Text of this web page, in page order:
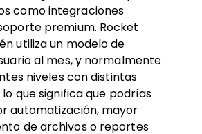
como integraciones
premium. Rocket
utiliza un modelo de
al mes, y normalmente
niveles con distintas
que significa que podrías
automatización, mayor
de archivos o reportes